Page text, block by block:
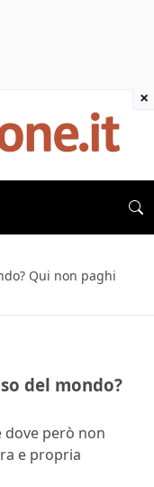
Qui non paghi
del mondo?
però non
e propria
×